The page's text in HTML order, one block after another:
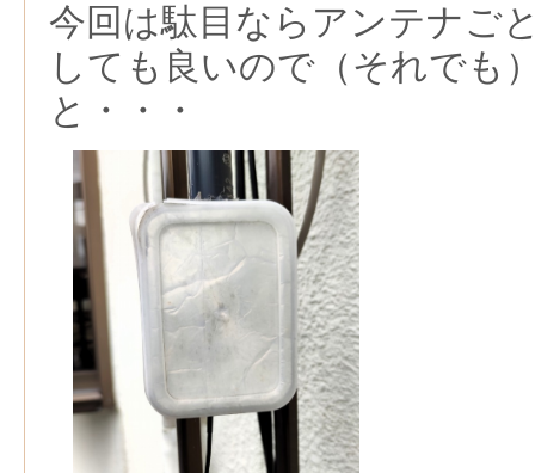
今回は駄目ならアンテナご
しても良いので（それでも
と・・・